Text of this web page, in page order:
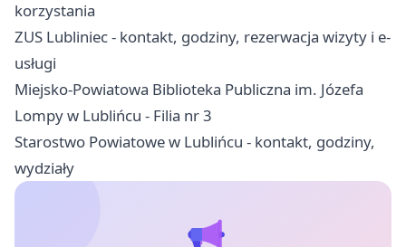
korzystania
ZUS Lubliniec - kontakt, godziny, rezerwacja wizyty i e-
usługi
Miejsko-Powiatowa Biblioteka Publiczna im. Józefa
Lompy w Lublińcu - Filia nr 3
Starostwo Powiatowe w Lublińcu - kontakt, godziny,
wydziały